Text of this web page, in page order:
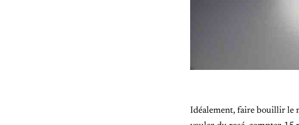
Idéalement, faire bouillir le